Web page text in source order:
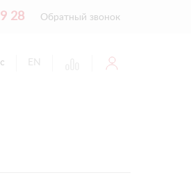
28 Обратный звонок
EN